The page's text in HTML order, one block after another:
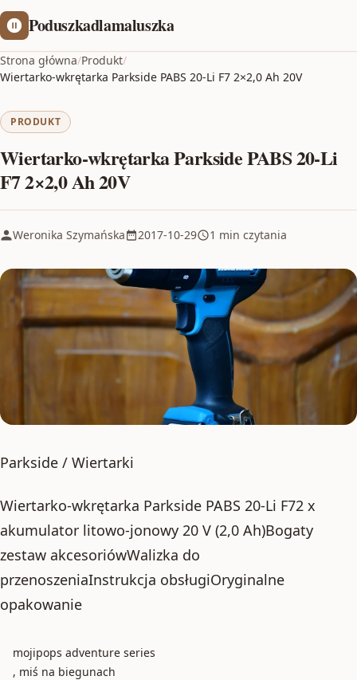
Poduszkadlamaluszka
Strona główna/Produkt/
Wiertarko-wkrętarka Parkside PABS 20-Li F7 2×2,0 Ah 20V
PRODUKT
Wiertarko-wkrętarka Parkside PABS 20-Li
F7 2×2,0 Ah 20V
Weronika Szymańska 2017-10-29 1 min czytania
Parkside / Wiertarki
Wiertarko-wkrętarka Parkside PABS 20-Li F72 x
akumulator litowo-jonowy 20 V (2,0 Ah)Bogaty
zestaw akcesoriówWalizka do
przenoszeniaInstrukcja obsługiOryginalne
opakowanie
mojipops adventure series
, miś na biegunach